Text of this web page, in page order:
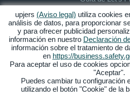
Soporte
Aviso legal
Protección de
datos
Gestionar
upjers (Aviso legal) utiliza cookies
análisis de datos, para proporcionar
y para ofrecer publicidad
información en nuestro Declaración
información sobre el tratamiento de
en https://
Para aceptar el uso de cookies
"Aceptar".
Puedes cambiar tu configuración
utilizando el botón "Cookie" de la